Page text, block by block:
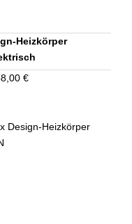
Heizkörper
€